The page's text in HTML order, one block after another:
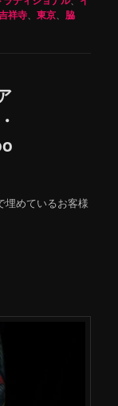
祥寺 、東京
脇
埋めているお客様